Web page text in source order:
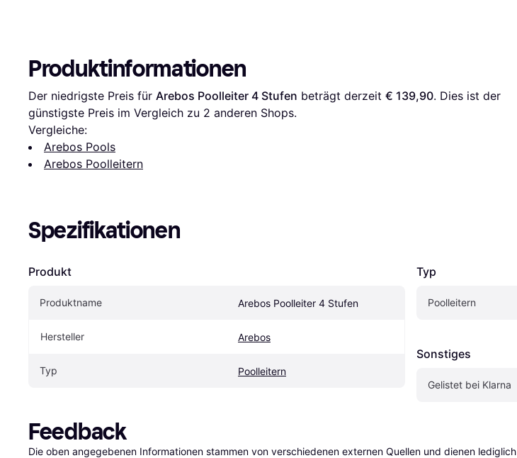
Produktinformationen
Der niedrigste Preis für Arebos Poolleiter 4 Stufen beträgt derzeit € 139,90. Dies ist der
günstigste Preis im Vergleich zu 2 anderen Shops.
Vergleiche:
Arebos Pools
Arebos Poolleitern
Spezifikationen
Produkt
Produktname Arebos Poolleiter 4 Stufen
Hersteller Arebos
Typ Poolleitern
Typ
Poolleitern
Sonstiges
Gelistet bei Klarna
Feedback
Die oben angegebenen Informationen stammen von verschiedenen externen Quellen und dienen lediglich